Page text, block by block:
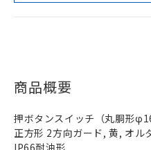
商品概要
押ボタンスイッチ（丸胴形
正方形 2方向ガード, 黄, オル
IP66耐油形